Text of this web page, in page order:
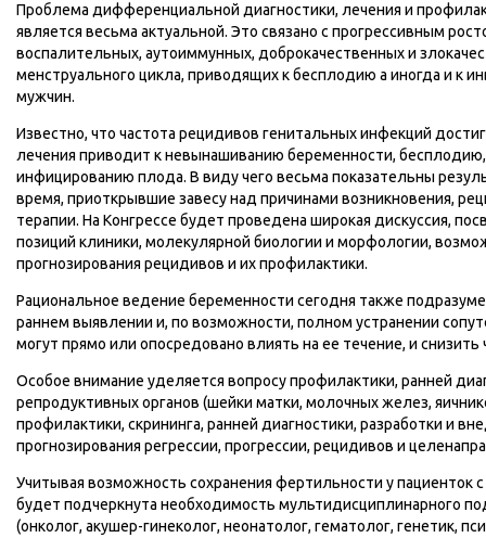
Проблема дифференциальной диагностики, лечения и
является весьма актуальной. Это связано с прогрессивным
воспалительных, аутоиммунных, доброкачественных и
менструального цикла, приводящих к бесплодию а иногда и к
мужчин.
Известно, что частота рецидивов генитальных инфекций
лечения приводит к невынашиванию беременности,
инфицированию плода. В виду чего весьма показательны
время, приоткрывшие завесу над причинами возникновения,
терапии. На Конгрессе будет проведена широкая дискуссия,
позиций клиники, молекулярной биологии и морфологии,
прогнозирования рецидивов и их профилактики.
Рациональное ведение беременности сегодня также
раннем выявлении и, по возможности, полном устранении
могут прямо или опосредовано влиять на ее течение, и
Особое внимание уделяется вопросу профилактики, ранней
репродуктивных органов (шейки матки, молочных желез,
профилактики, скрининга, ранней диагностики, разработки и
прогнозирования регрессии, прогрессии, рецидивов и
Учитывая возможность сохранения фертильности у пациенток
будет подчеркнута необходимость мультидисциплинарного
(онколог, акушер-гинеколог, неонатолог, гематолог, генетик,